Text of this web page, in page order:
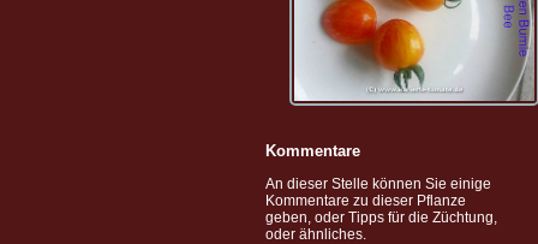
Kommentare
An dieser Stelle können Sie einige
Kommentare zu dieser Pflanze
geben, oder Tipps für die Züchtung,
oder ähnliches.